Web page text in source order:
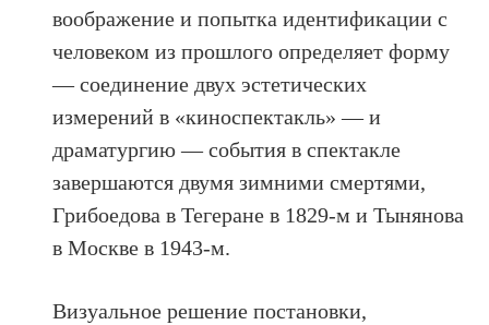
воображение и попытка идентификации с
человеком из прошлого определяет форму
— соединение двух эстетических
измерений в «киноспектакль» — и
драматургию — события в спектакле
завершаются двумя зимними смертями,
Грибоедова в Тегеране в 1829-м и Тынянова
в Москве в 1943-м.
Визуальное решение постановки,